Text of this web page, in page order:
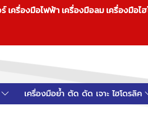
ครื่องมือไฟฟ้า เครื่องมือลม เครื่องมื
เครื่องมือย้ำ ตัด ดัด เจาะ ไฮโดรลิค